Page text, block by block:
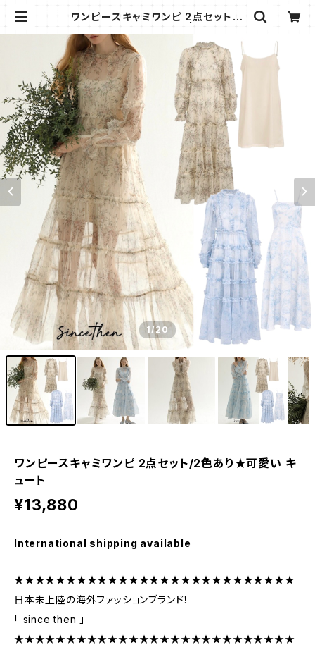
ワンピースキャミワンピ 2点セット/2
1/20
ワンピースキャミワンピ 2点セット/2色あり★可愛い キ
ュート
¥13,880
International shipping available
★★★★★★★★★★★★★★★★★★★★★★★★★★★
日本未上陸の海外ファッションブランド！
「 since then 」
★★★★★★★★★★★★★★★★★★★★★★★★★★★